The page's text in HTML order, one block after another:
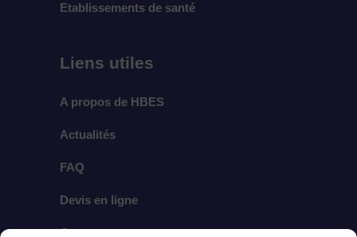
Etablissements de santé
Liens utiles
A propos de HBES
Actualités
FAQ
Devis en ligne
Contact